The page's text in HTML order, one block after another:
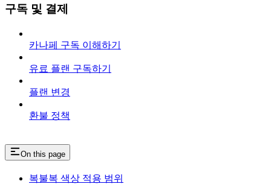
구독 및 결제
카나페 구독 이해하기
유료 플랜 구독하기
플랜 변경
환불 정책
On this page
복불복 색상 적용 범위